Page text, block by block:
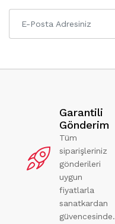
Garantili
Gönderim
Tüm
siparişleriniz
gönderileri
uygun
fiyatlarla
sanatkardan
güvencesinde.